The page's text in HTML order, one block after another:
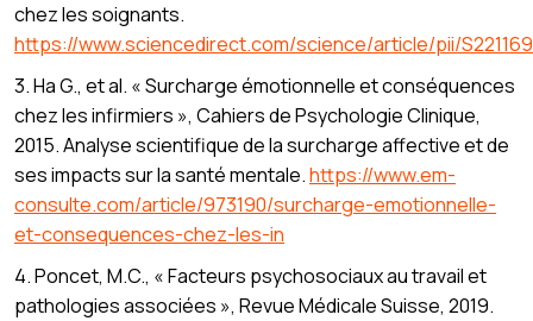
chez les soignants.
https://www.sciencedirect.com/science/article/pii/
3. Ha G., et al. « Surcharge émotionnelle et conséquences
chez les infirmiers », Cahiers de Psychologie Clinique,
2015. Analyse scientifique de la surcharge affective et de
ses impacts sur la santé mentale.https://www.em-
consulte.com/article/973190/surcharge-emotionnelle-
et-consequences-chez-les-in
4. Poncet, M.C., « Facteurs psychosociaux au travail et
pathologies associées », Revue Médicale Suisse, 2019.